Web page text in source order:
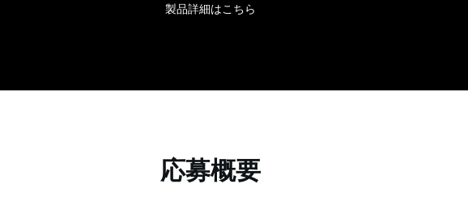
製品詳細はこちら
応募概要